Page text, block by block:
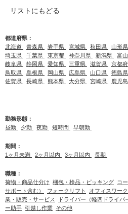
リストにもどる
都道府県：
北海道
青森県 岩手県 宮城県 秋田県 山形県
埼玉県
千葉県 東京都 神奈川県 新潟県 富
岐阜県
静岡県 愛知県 三重県 滋賀県 京都府
鳥取県
島根県 岡山県 広島県 山口県 徳島県
佐賀県
長崎県 熊本県 大分県 宮崎県 鹿児
勤務形態：
昼勤
夕勤 夜勤 短時間 早朝勤
期間：
1ヶ月未満
2ヶ月以内 3ヶ月以内 長期
職種：
荷物・商品仕分け 梱包・検品・ピッキング コ
サポート含む）
フォークリフト オフィスワー
業・販売・サービス
ドライバー（軽四ドライバ
ー助手 引越し作業 その他